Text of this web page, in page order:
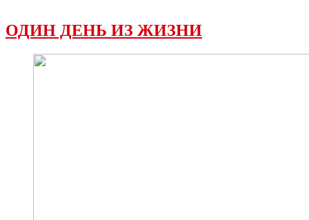
ОДИН ДЕНЬ ИЗ ЖИЗНИ